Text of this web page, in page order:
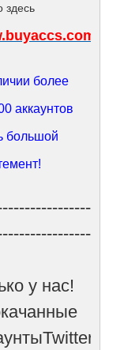
здесь
более
аккаунтов
большой
у нас!